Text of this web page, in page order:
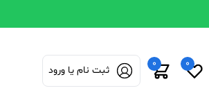
0
0
ثبت نام یا ورود